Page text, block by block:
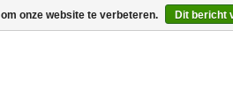
onze website te verbeteren. Dit bericht